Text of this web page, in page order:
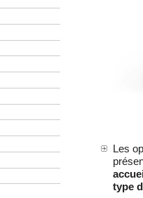
Les
type